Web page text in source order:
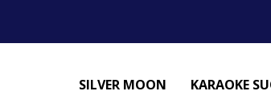
SILVER MOON KARAOKE